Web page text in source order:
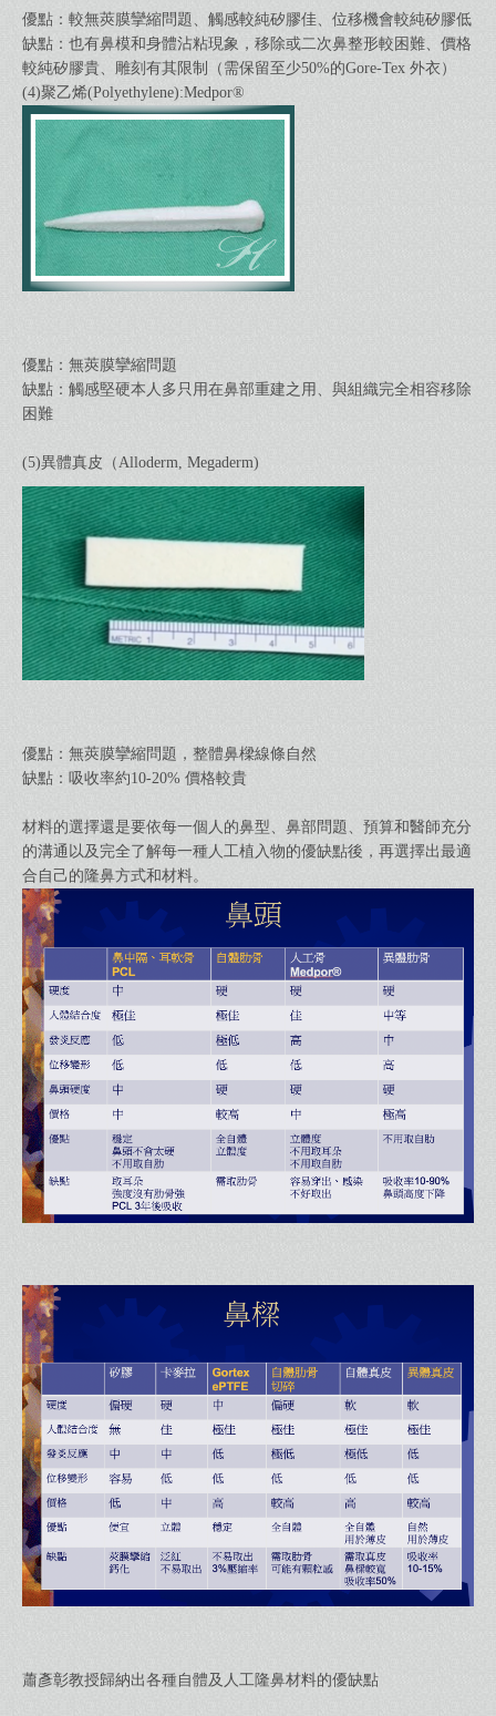
優點：較無莢膜攣縮問題、觸感較純矽膠佳、位移機會較純矽膠低
缺點：也有鼻模和身體沾粘現象，移除或二次鼻整形較困難、價格
較純矽膠貴、雕刻有其限制（需保留至少50%的Gore-Tex 外衣）
(4)聚乙烯(Polyethylene):Medpor®
優點：無莢膜攣縮問題
缺點：觸感堅硬本人多只用在鼻部重建之用、與組織完全相容移除
困難
(5)異體真皮（Alloderm, Megaderm)
優點：無莢膜攣縮問題，整體鼻樑線條自然
缺點：吸收率約10-20% 價格較貴
材料的選擇還是要依每一個人的鼻型、鼻部問題、預算和醫師充分
的溝通以及完全了解每一種人工植入物的優缺點後，再選擇出最適
合自己的隆鼻方式和材料。
蕭彥彰教授歸納出各種自體及人工隆鼻材料的優缺點